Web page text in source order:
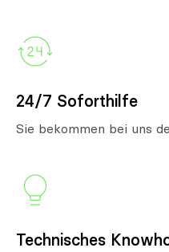
24/7 Soforthilfe
Sie bekommen bei uns
Technisches